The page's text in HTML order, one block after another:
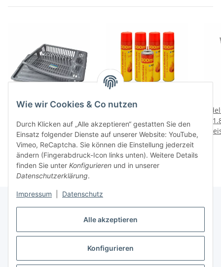
Alle akzeptieren
Konfigurieren
Wie wir Cookies & Co nutzen
Durch Klicken auf „Alle akzeptieren“ gestatten Sie den
Einsatz folgender Dienste auf unserer Website: YouTube,
Vimeo, ReCaptcha. Sie können die Einstellung jederzeit
ändern (Fingerabdruck-Icon links unten). Weitere Details
finden Sie unter Konfigurieren und in unserer
Datenschutzerklärung.
Impressum Datenschutz
Geschirr Abtropfgestell
mit Unterlage 2 tlg. -
silber (04 1095)
Preise nach Anmeldung
sichtbar
Feuerzeug Butan Gas
300ml
Preise nach Anmeldung
sichtbar
Bahama Warenvertriebs GmbH